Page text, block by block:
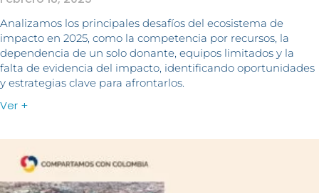
Analizamos los principales desafíos del ecosistema de
impacto en 2025, como la competencia por recursos, la
dependencia de un solo donante, equipos limitados y la
falta de evidencia del impacto, identificando oportunidades
y estrategias clave para afrontarlos.
Ver +